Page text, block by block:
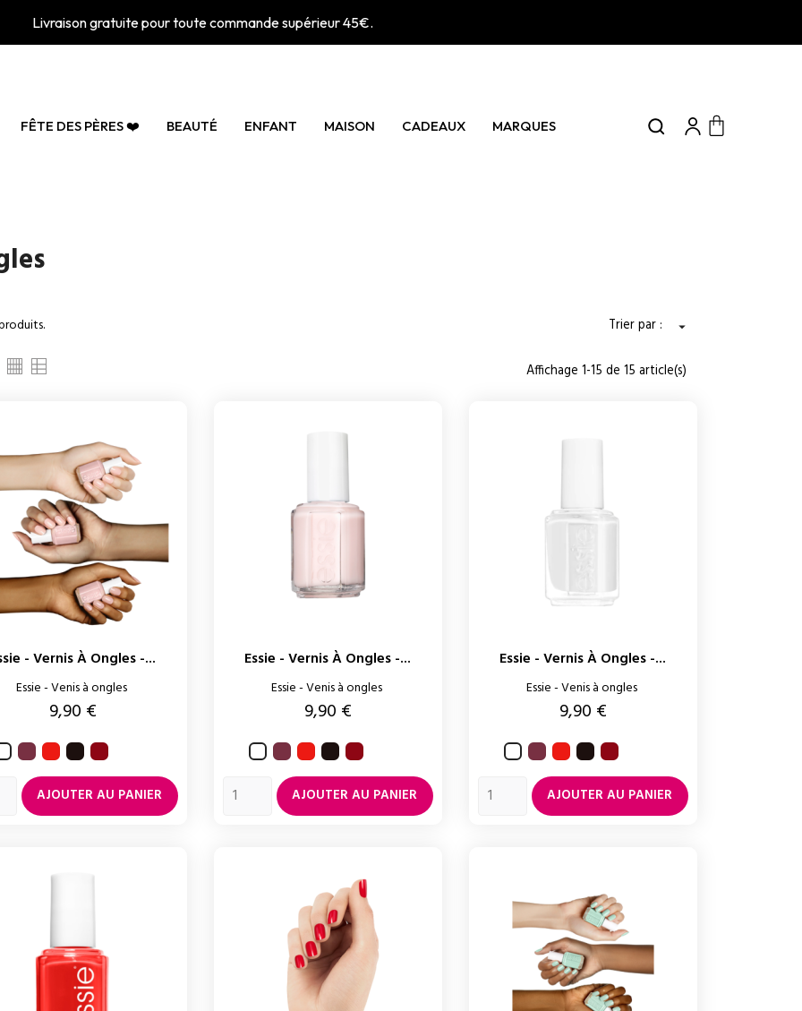
Livraison gratuite pour toute commande supérieur 45€.
FÊTE DES PÈRES ❤️ BEAUTÉ ENFANT MAISON CADEAUX MARQUES
Trier par : 
Affichage 1-15 de 15 article(s)
- Vernis À Ongles -...
Essie - Venis à ongles
Prix
9,90 €
BlancAngora
Too
too
hot
WickedRussian
roulette
AJOUTER AU PANIER
Essie - Vernis À Ongles -...
Essie - Venis à ongles
Prix
9,90 €
BlancAngora
Too
too
hot
WickedRussian
roulette
AJOUTER AU PANIER
Essie - Vernis À Ongles -...
Essie - Venis à ongles
Prix
9,90 €
BlancAngora
Too
too
hot
WickedRussian
roulette
AJOUTER AU PANIER